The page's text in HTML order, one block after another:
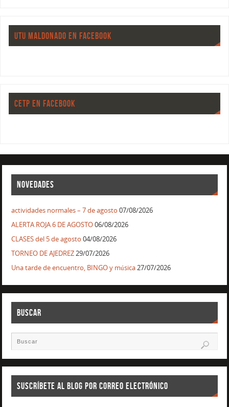
UTU MALDONADO EN FACEBOOK
CETP EN FACEBOOK
NOVEDADES
actividades normales – 7 de agosto 07/08/2026
ALERTA ROJA 6 DE AGOSTO06/08/2026
CLASES del 5 de agosto 04/08/2026
TORNEO DE AJEDREZ29/07/2026
Una tarde de encuentro, BINGO y música27/07/2026
BUSCAR
SUSCRÍBETE AL BLOG POR CORREO ELECTRÓNICO